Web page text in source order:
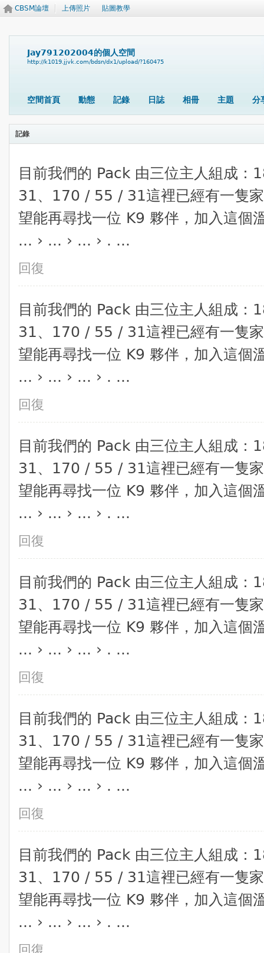
CBSM論壇 上傳照片 貼圖教學
Jay791202004的個人空間
http://k1019.jjvk.com/bdsn/dx1/upload/?160475
空間首頁 動態 記錄 日誌 相冊 主題 分
記錄
目前我們的 Pack 由三位主人組成
31、170 / 55 / 31​這裡已經有一隻
望能再尋找一位 K9 夥伴，加入這個
... › ... › ... › . ...
回復
目前我們的 Pack 由三位主人組成
31、170 / 55 / 31​這裡已經有一隻
望能再尋找一位 K9 夥伴，加入這個
... › ... › ... › . ...
回復
目前我們的 Pack 由三位主人組成
31、170 / 55 / 31​這裡已經有一隻
望能再尋找一位 K9 夥伴，加入這個
... › ... › ... › . ...
回復
目前我們的 Pack 由三位主人組成
31、170 / 55 / 31​這裡已經有一隻
望能再尋找一位 K9 夥伴，加入這個
... › ... › ... › . ...
回復
目前我們的 Pack 由三位主人組成
31、170 / 55 / 31​這裡已經有一隻
望能再尋找一位 K9 夥伴，加入這個
... › ... › ... › . ...
回復
目前我們的 Pack 由三位主人組成
31、170 / 55 / 31​這裡已經有一隻
望能再尋找一位 K9 夥伴，加入這個
... › ... › ... › . ...
回復